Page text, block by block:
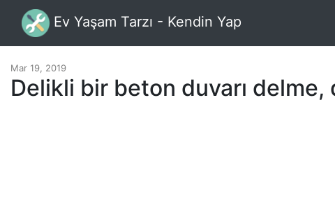
Ev Yaşam Tarzı - Kendin Yap
Mar 19, 2019
Delikli bir beton duvarı delme,